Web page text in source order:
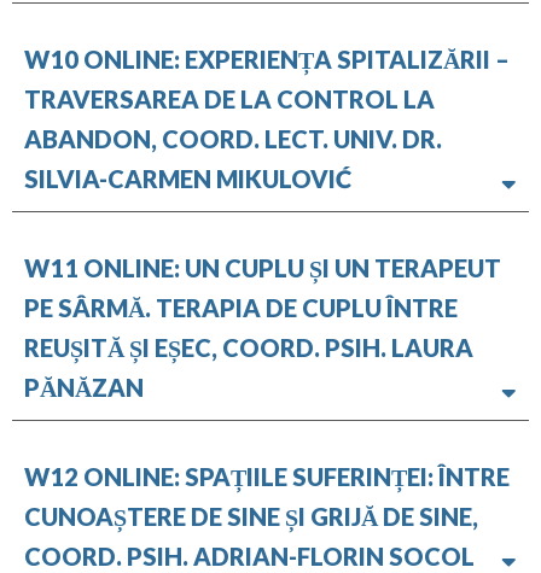
W10 ONLINE: EXPERIENȚA SPITALIZĂRII –
TRAVERSAREA DE LA CONTROL LA
ABANDON, COORD. LECT. UNIV. DR.
SILVIA-CARMEN MIKULOVIĆ
W11 ONLINE: UN CUPLU ȘI UN TERAPEUT
PE SÂRMĂ. TERAPIA DE CUPLU ÎNTRE
REUȘITĂ ȘI EȘEC, COORD. PSIH. LAURA
PĂNĂZAN
W12 ONLINE: SPAȚIILE SUFERINȚEI: ÎNTRE
CUNOAȘTERE DE SINE ȘI GRIJĂ DE SINE,
COORD. PSIH. ADRIAN-FLORIN SOCOL